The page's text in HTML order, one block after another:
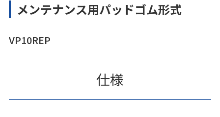
メンテナンス用パッドゴム形式
VP10REP
仕様